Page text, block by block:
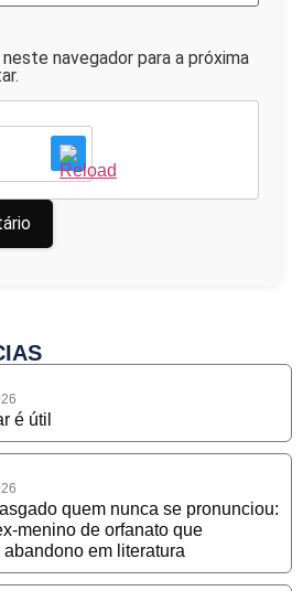
navegador para a próxima
é útil
quem nunca se pronunciou:
menino de orfanato que
abandono em literatura